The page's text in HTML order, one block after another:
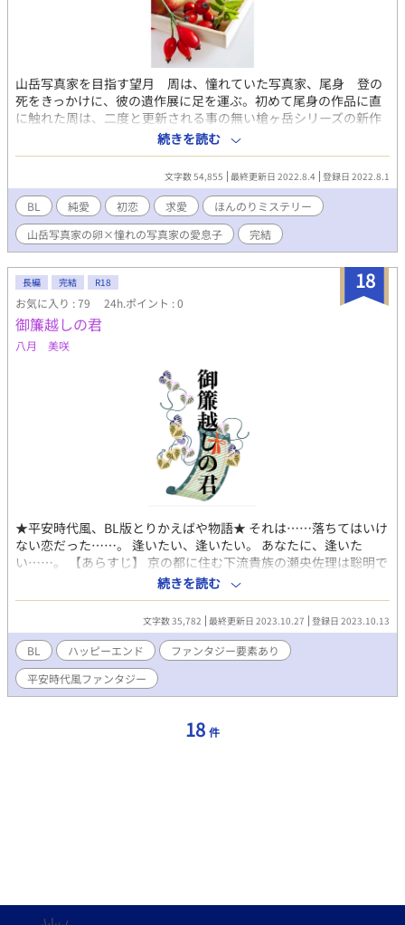
山岳写真家を目指す望月 周は、憧れていた写真家、尾身 登の
死をきっかけに、彼の遺作展に足を運ぶ。初めて尾身の作品に直
に触れた周は、二度と更新される事の無い槍ヶ岳シリーズの新作
『初雪』の前から立ち去る事が出来ずにいたのだが、そんな周
に、尾身の長男、尾身 深雪が声を掛けてきた。 父親の作品と父
親自身に向ける周の熱い想いに胸を打たれ、深雪は周を、母親の
生まれ故郷である山梨にある喫茶店兼ギャラリーに招待する。そ
して、卒業制作の写真撮影の為に、南アルプスにある仙丈ヶ岳を
訪れた帰り道に、周は、深雪の経営している喫茶店へと訪れ、そ
の二階にあるギャラリーで、未発表の尾身の作品に次々と触れて
いくのだが……その中に、ただ一つだけあった『違和感のある作
品』に、周の視線は集中していくのだった。 『すみません、深雪
さん。もしかして、あの作品は、尾身先生の作品では無いので
は？』 『……何故、そう思われるんですか？』 南アルプスの大自
然を舞台に育まれる、純愛ラブストーリー。ほんの少しだけミス
テリー(謎解き)が含まれますが、怖い話ではありません。二人の
続きを読む
文字数 54,855 最終更新日 2022.8.4 登録日 2022.8.1
BL 純愛 初恋 求愛
ほんのりミステリー
山岳写真家の卵×憧れの写真家の愛息子
完結
18
長編 完結 R18
お気に入り : 79 24h.ポイント : 0
御簾越しの君
八月 美咲
★平安時代風、BL版とりかえばや物語★ それは……落ちてはいけ
ない恋だった……。 逢いたい、逢いたい。 あなたに、逢いた
い……。 【あらすじ】 京の都に住む下流貴族の瀬央佐理は聡明で
美しい容姿の持ち主だった。 しかし、とにかく家が貧乏でどこの
姫君にも相手にされない。 佐理には高子という妹がいて、なんと
ある日、高子に今をときめく近衛中将から恋文が届く。 上流貴族
の中将は、リアル光の君と異名を持つプレイボーイだったが、佐
理の両親はその財力に目が眩む。 しかし、高子は大の男嫌いだっ
た。 結局、佐理が高子のふりをして中将と文のやり取りをするこ
とになり……。 ＊本作は、過去に当サイトにて完結まで公開して
おりましたが、現在はKindle版配信のため、一旦休載となってお
https://youtu.be/FHWnvHb29pk?si=gHwUcBzYC39Ya7BD 【こ
続きを読む
文字数 35,782 最終更新日 2023.10.27 登録日 2023.10.13
BL ハッピーエンド
ファンタジー要素あり
平安時代風ファンタジー
18 件